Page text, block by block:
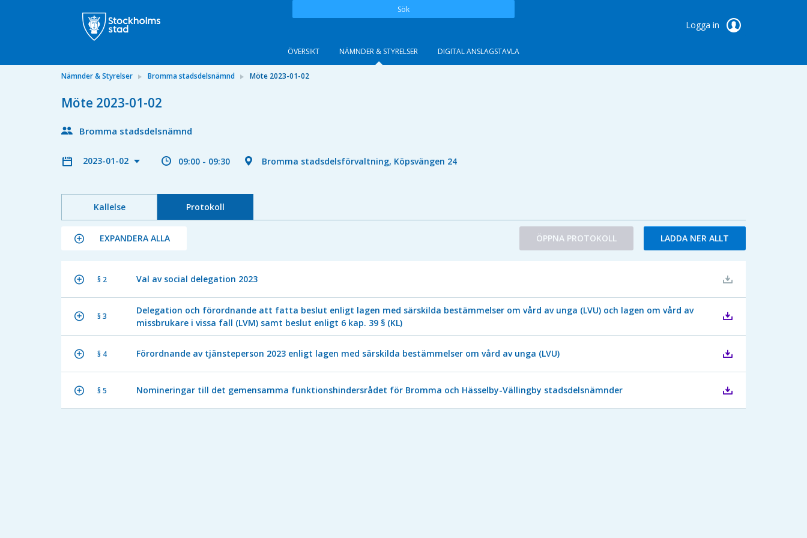
Sök
Logga in
ÖVERSIKT NÄMNDER & STYRELSER DIGITAL ANSLAGSTAVLA
Nämnder & Styrelser Bromma stadsdelsnämnd Möte 2023-01-02
Möte 2023-01-02
Bromma stadsdelsnämnd
2023-01-02 09:00 - 09:30 Bromma stadsdelsförvaltning, Köpsvängen 24
Kallelse Protokoll
EXPANDERA ALLA ÖPPNA PROTOKOLL LADDA NER ALLT
§ 2 Val av social delegation 2023
§ 3
Delegation och förordnande att fatta beslut enligt lagen med särskilda bestämmelser om vård av unga (LVU) och lagen om vård av
missbrukare i vissa fall (LVM) samt beslut enligt 6 kap. 39 § (KL)
§ 4 Förordnande av tjänsteperson 2023 enligt lagen med särskilda bestämmelser om vård av unga (LVU)
§ 5 Nomineringar till det gemensamma funktionshindersrådet för Bromma och Hässelby-Vällingby stadsdelsnämnder